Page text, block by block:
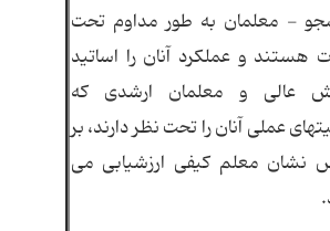
- معلمان به طور مداوم تحت
هستند و عملكرد آنان را اساتید
عالی و معلمان ارشدی كه
عملی آنان را تحت نظر دارند، بر
نشان معلم كیفی ارزشیابی می